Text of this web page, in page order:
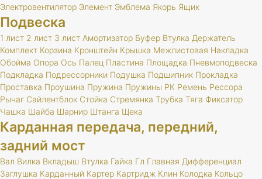
Электровентилятор Элемент Эмблема Якорь Ящик
Подвеска
1 лист 2 лист 3 лист Амортизатор Буфер Втулка Держатель
Комплект Корзина Кронштейн Крышка Межлистовая Накладка
Обойма Опора Ось Палец Пластина Площадка Пневмоподвеска
Подкладка Подрессорники Подушка Подшипник Прокладка
Проставка Проушина Пружина Пружины РК Ремень Рессора
Рычаг Сайлентблок Стойка Стремянка Трубка Тяга Фиксатор
Чашка Шайба Шарнир Штанга Щека
Карданная передача, передний,
задний мост
Вал Вилка Вкладыш Втулка Гайка Гл Главная Дифференциал
Заглушка Карданный Картер Картридж Клин Колодка Кольцо